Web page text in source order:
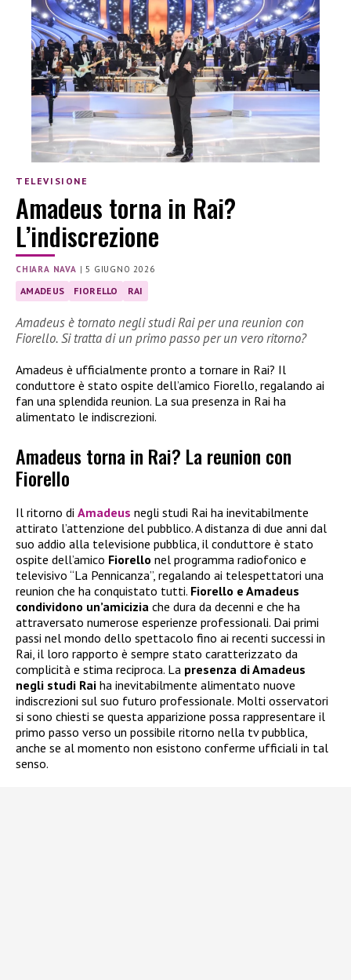
TELEVISIONE
Amadeus torna in Rai?
L’indiscrezione
CHIARA NAVA |5 GIUGNO 2026
AMADEUS FIORELLO RAI
Amadeus è tornato negli studi Rai per una reunion con
Fiorello. Si tratta di un primo passo per un vero ritorno?
Amadeus è ufficialmente pronto a tornare in Rai? Il
conduttore è stato ospite dell’amico Fiorello, regalando ai
fan una splendida reunion. La sua presenza in Rai ha
alimentato le indiscrezioni.
Amadeus torna in Rai? La reunion con
Fiorello
Il ritorno di Amadeus negli studi Rai ha inevitabilmente
attirato l’attenzione del pubblico. A distanza di due anni dal
suo addio alla televisione pubblica, il conduttore è stato
ospite dell’amico Fiorello nel programma radiofonico e
televisivo “La Pennicanza”, regalando ai telespettatori una
reunion che ha conquistato tutti. Fiorello e Amadeus
condividono un’amicizia che dura da decenni e che ha
attraversato numerose esperienze professionali. Dai primi
passi nel mondo dello spettacolo fino ai recenti successi in
Rai, il loro rapporto è sempre stato caratterizzato da
complicità e stima reciproca. La presenza di Amadeus
negli studi Rai ha inevitabilmente alimentato nuove
indiscrezioni sul suo futuro professionale. Molti osservatori
si sono chiesti se questa apparizione possa rappresentare il
primo passo verso un possibile ritorno nella tv pubblica,
anche se al momento non esistono conferme ufficiali in tal
senso.